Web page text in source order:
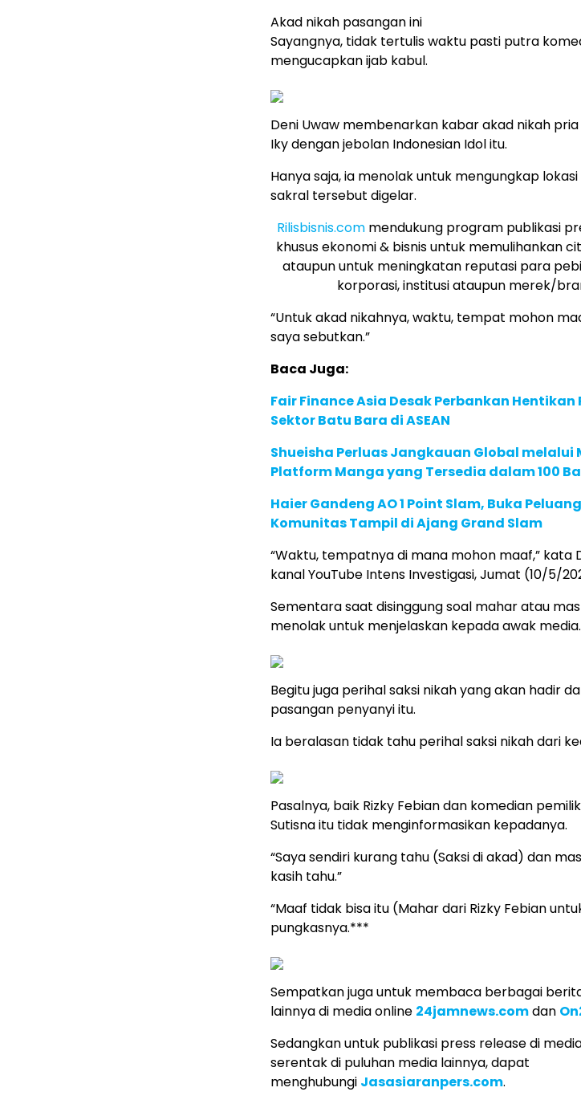
Akad nikah pasangan ini
Sayangnya, tidak tertulis waktu pasti putra
mengucapkan ijab kabul.
Deni Uwaw membenarkan kabar akad nikah
Iky dengan jebolan Indonesian Idol itu.
Hanya saja, ia menolak untuk mengungkap
sakral tersebut digelar.
Rilisbisnis.commendukung program publikasi
khusus ekonomi & bisnis untuk memulihankan
ataupun untuk meningkatan reputasi para
korporasi, institusi ataupun merek/
“Untuk akad nikahnya, waktu, tempat mohon
saya sebutkan.”
Baca Juga:
Fair Finance Asia Desak Perbankan
Sektor Batu Bara di ASEAN
Shueisha Perluas Jangkauan Global melalui
Platform Manga yang Tersedia dalam 100
Haier Gandeng AO 1 Point Slam, Buka
Komunitas Tampil di Ajang Grand Slam
“Waktu, tempatnya di mana mohon maaf,” kata
kanal YouTube Intens Investigasi, Jumat (10/5/
Sementara saat disinggung soal mahar atau
menolak untuk menjelaskan kepada awak media.
Begitu juga perihal saksi nikah yang akan hadir
pasangan penyanyi itu.
Ia beralasan tidak tahu perihal saksi nikah dari
Pasalnya, baik Rizky Febian dan komedian
Sutisna itu tidak menginformasikan kepadanya.
“Saya sendiri kurang tahu (Saksi di akad) dan
kasih tahu.”
“Maaf tidak bisa itu (Mahar dari Rizky Febian
pungkasnya.***
Sempatkan juga untuk membaca berbagai
lainnya di media online 24jamnews.comdan
Sedangkan untuk publikasi press release di
serentak di puluhan media lainnya, dapat
menghubungi Jasasiaranpers.com.